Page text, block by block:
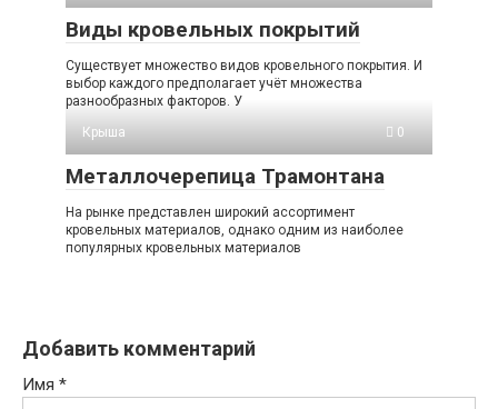
Виды кровельных покрытий
Существует множество видов кровельного покрытия. И
выбор каждого предполагает учёт множества
разнообразных факторов. У
Крыша
0
Металлочерепица Трамонтана
На рынке представлен широкий ассортимент
кровельных материалов, однако одним из наиболее
популярных кровельных материалов
Добавить комментарий
Имя *